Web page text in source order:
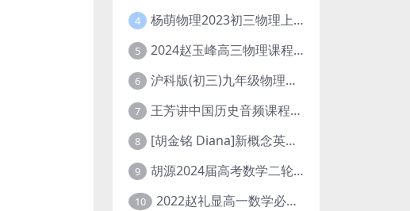
4 杨萌物理2023初三物理上秋季A+班(视频+讲义) 百度网盘分享
5 2024赵玉峰高三物理课程24年高考物理一轮复习网课教程
6 沪科版(初三)九年级物理全一册网课教学视频全集(录播版 杜春雨 66讲)
7 王芳讲中国历史音频课程全集(上下五千年)
8 [胡金铭 Diana]新概念英语第1册教学视频课程(全集 百度网盘下载)
9 胡源2024届高考数学二轮寒假春季精讲 百度网盘分享
10 2022赵礼显高一数学必修一课程视频资源(秋季班 含讲义)百度网盘云